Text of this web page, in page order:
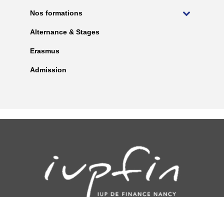
Nos formations
Alternance & Stages
Erasmus
Admission